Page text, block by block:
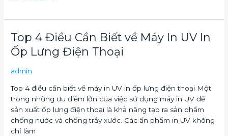
2024
Top 4 Điều Cần Biết về Máy In UV In
Ốp Lưng Điện Thoại
admin
Top 4 điều cần biết về máy in UV in ốp lưng điện thoại Một
trong những ưu điểm lớn của việc sử dụng máy in UV để
sản xuất ốp lưng điện thoại là khả năng tạo ra sản phẩm
chống nước và chống trầy xước. Các ấn phẩm in UV không
chỉ làm
Top
4
Điều
Cần
về
Máy
In
UV
In